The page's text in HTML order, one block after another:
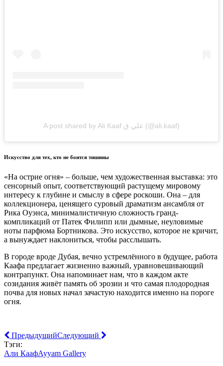
A post shared by Ali Kaaf علي ق (@ali.kaaf)
Искусство для тех, кто не боится тишины
«На острие огня» – больше, чем художественная выставка: это
сенсорный опыт, соответствующий растущему мировому
интересу к глубине и смыслу в сфере роскоши. Она – для
коллекционера, ценящего суровый драматизм ансамбля от
Рика Оуэнса, минималистичную сложность гранд-
компликаций от Патек Филипп или дымные, неуловимые
ноты парфюма Бортникова. Это искусство, которое не кричит,
а вынуждает наклониться, чтобы расслышать.
В городе вроде Дубая, вечно устремлённого в будущее, работа
Каафа предлагает жизненно важный, уравновешивающий
контрапункт. Она напоминает нам, что в каждом акте
созидания живёт память об эрозии и что самая плодородная
почва для новых начал зачастую находится именно на пороге
огня.
ПредыдущийСледующий
Тэги:
Али КаафAyyam Gallery